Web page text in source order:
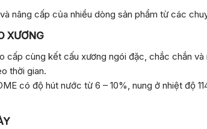
nâng cấp của nhiều dòng sản phẩm từ các
XƯƠNG
cấp cùng kết cấu xương ngói đặc, chắc chắn
thời gian.
có độ hút nước từ 6 – 10%, nung ở nhiệt độ